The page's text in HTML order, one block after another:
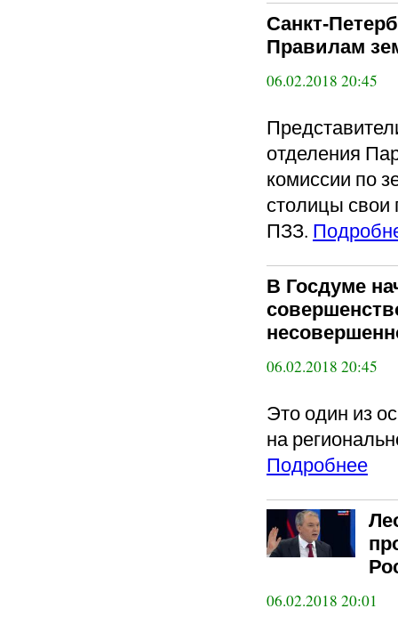
Санкт-
Правилам
06.02.2018 20:45
отделения
комиссии по
столицы свои
ПЗЗ.
В Госдуме
06.02.2018 20:45
Это один из
на
Подробнее
06.02.2018 20:01